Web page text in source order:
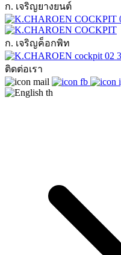
ก. เจริญยางยนต์
ก. เจริญค็อกพิท
02
ติดต่อเรา
th